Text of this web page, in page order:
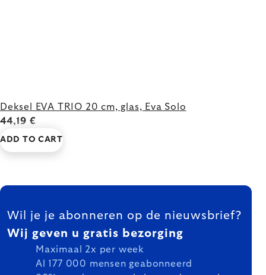
Deksel EVA TRIO 20 cm, glas, Eva Solo
44,19 €
ADD TO CART
FOOTER
Wil je je abonneren op de nieuwsbrief?
Wij geven u gratis bezorging
Maximaal 2x per week
Al 177 000 mensen geabonneerd